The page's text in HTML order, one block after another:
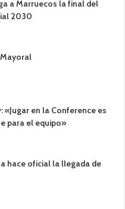
a Marruecos la final del
2030
«Jugar en la Conference es
para el equipo»
hace oficial la llegada de